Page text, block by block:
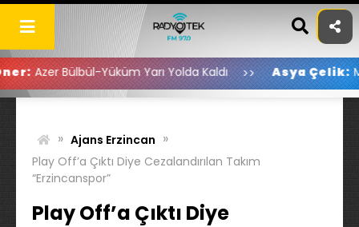
Skip
content
Yüküm Yarı Yolda Kaldı Asya Çelik:Mirvan
» Ajans Erzincan »
Play Off’a Çıktı Diye Cezalandırılan Takım
“Erzincanspor”
Play Off’a Çıktı Diye